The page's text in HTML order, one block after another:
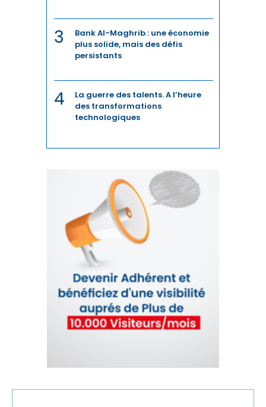
3
Bank Al-Maghrib : une économie
plus solide, mais des défis
persistants
4
La guerre des talents. A l’heure
des transformations
technologiques